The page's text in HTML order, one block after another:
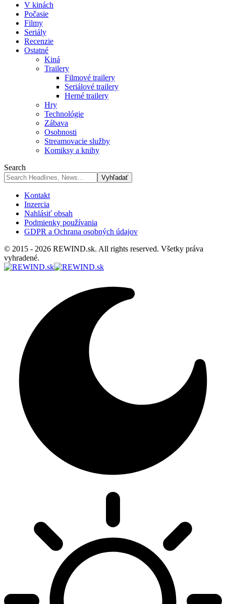
V kinách
Počasie
Filmy
Seriály
Recenzie
Ostatné
Kiná
Trailery
Filmové trailery
Seriálové trailery
Herné trailery
Hry
Technológie
Zábava
Osobnosti
Streamovacie služby
Komiksy a knihy
Search
Kontakt
Inzercia
Nahlásiť obsah
Podmienky používania
GDPR a Ochrana osobných údajov
© 2015 - 2026 REWIND.sk. All rights reserved. Všetky práva
vyhradené.